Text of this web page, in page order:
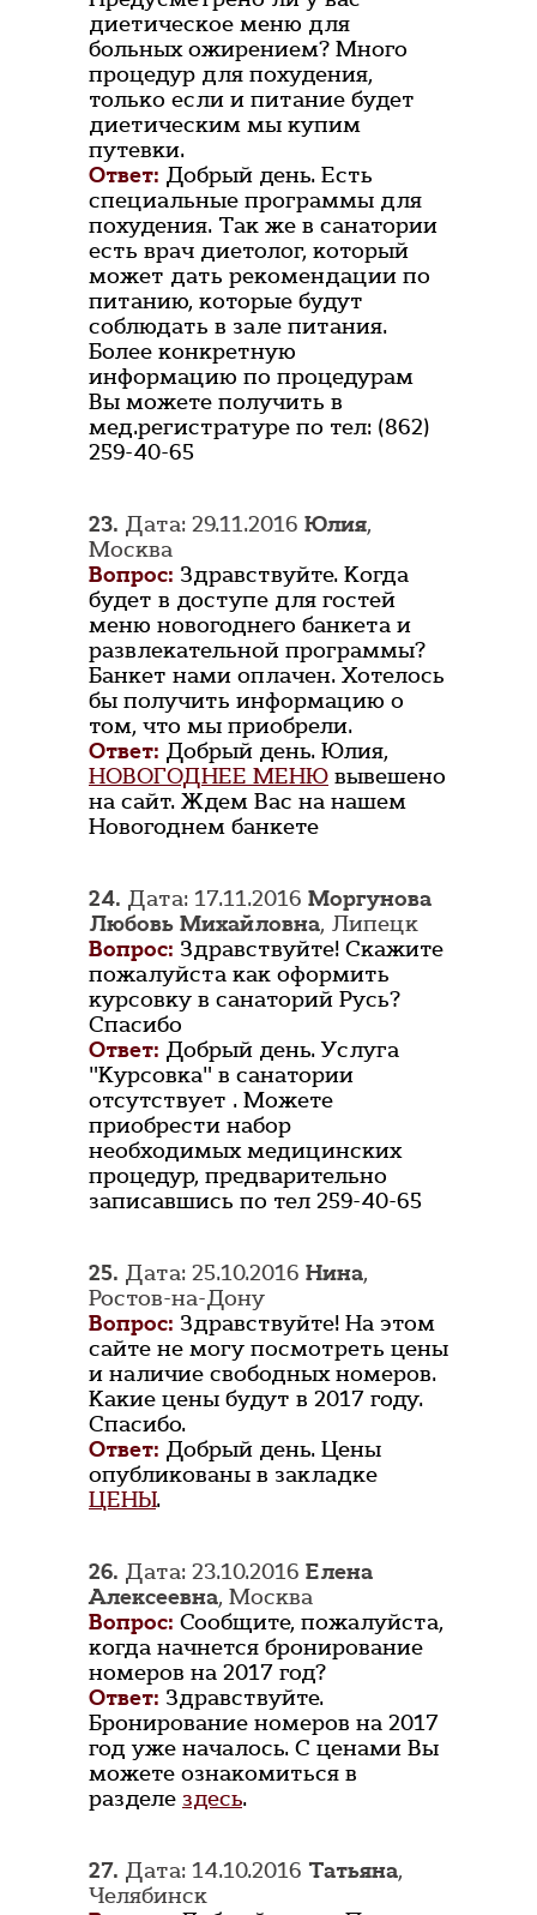
диетическое меню для
больных ожирением? Много
процедур для похудения,
только если и питание будет
диетическим мы купим
путевки.
Ответ: Добрый день. Есть
специальные программы для
похудения. Так же в санатории
есть врач диетолог, который
может дать рекомендации по
питанию, которые будут
соблюдать в зале питания.
Более конкретную
информацию по процедурам
Вы можете получить в
мед.регистратуре по тел: (862)
259-40-65
23. Дата: 29.11.2016 Юлия,
Москва
Вопрос: Здравствуйте. Когда
будет в доступе для гостей
меню новогоднего банкета и
развлекательной программы?
Банкет нами оплачен. Хотелось
бы получить информацию о
том, что мы приобрели.
Ответ: Добрый день. Юлия,
НОВОГОДНЕЕ МЕНЮ вывешено
на сайт. Ждем Вас на нашем
Новогоднем банкете
24. Дата: 17.11.2016 Моргунова
Любовь Михайловна, Липецк
Вопрос: Здравствуйте! Скажите
пожалуйста как оформить
курсовку в санаторий Русь?
Спасибо
Ответ: Добрый день. Услуга
"Курсовка" в санатории
отсутствует . Можете
приобрести набор
необходимых медицинских
процедур, предварительно
записавшись по тел 259-40-65
25. Дата: 25.10.2016 Нина,
Ростов-на-Дону
Вопрос: Здравствуйте! На этом
сайте не могу посмотреть цены
и наличие свободных номеров.
Какие цены будут в 2017 году.
Спасибо.
Ответ: Добрый день. Цены
опубликованы в закладке
ЦЕНЫ.
26. Дата: 23.10.2016 Елена
Алексеевна, Москва
Вопрос: Сообщите, пожалуйста,
когда начнется бронирование
номеров на 2017 год?
Ответ: Здравствуйте.
Бронирование номеров на 2017
год уже началось. С ценами Вы
можете ознакомиться в
разделе здесь.
27. Дата: 14.10.2016 Татьяна,
Челябинск